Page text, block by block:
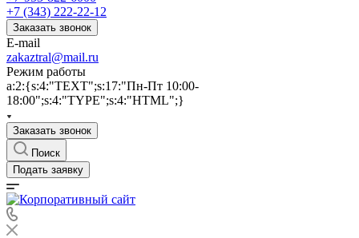
+7 (343) 222-22-12
Заказать звонок
E-mail
zakaztral@mail.ru
Режим работы
a:2:{s:4:"TEXT";s:17:"Пн-Пт 10:00-
18:00";s:4:"TYPE";s:4:"HTML";}
Заказать звонок
Поиск
Подать заявку